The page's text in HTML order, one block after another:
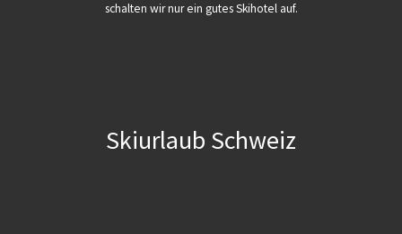
schalten wir nur ein gutes Skihotel auf.
Skiurlaub Schweiz